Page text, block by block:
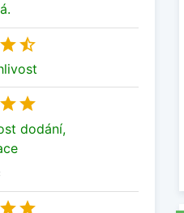


dodání,
